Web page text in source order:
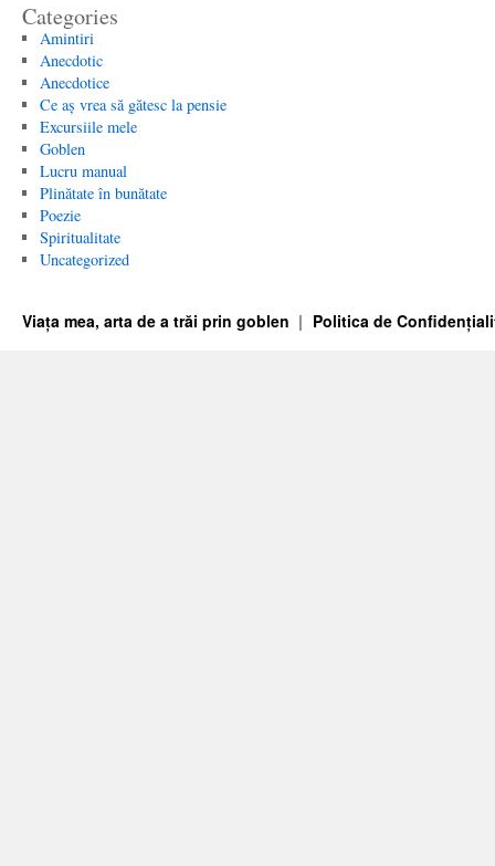
Categories
Amintiri
Anecdotic
Anecdotice
Ce aș vrea să gătesc la pensie
Excursiile mele
Goblen
Lucru manual
Plinătate în bunătate
Poezie
Spiritualitate
Uncategorized
Viața mea, arta de a trăi prin goblen Politica de